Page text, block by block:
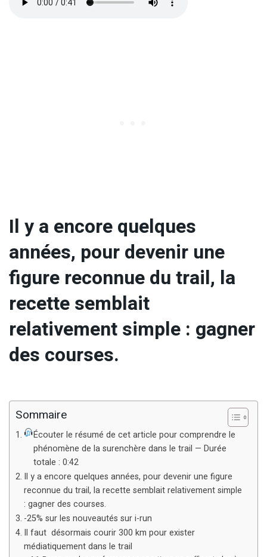
Il y a encore quelques
années, pour devenir une
figure reconnue du trail, la
recette semblait
relativement simple : gagner
des courses.
Sommaire
Écouter le résumé de cet article pour comprendre le
phénomène de la surenchère dans le trail — Durée
totale : 0:42
Il y a encore quelques années, pour devenir une figure
reconnue du trail, la recette semblait relativement simple
: gagner des courses.
-25% sur les nouveautés sur i-run
Il faut désormais courir 300 km pour exister
médiatiquement dans le trail